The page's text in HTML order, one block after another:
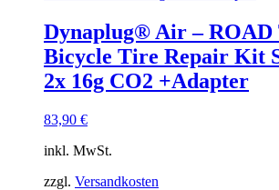
Dynaplug® Air – ROAD
Bicycle Tire Repair Kit
2x 16g CO2 +Adapter
83,90 €
inkl. MwSt.
zzgl. Versandkosten